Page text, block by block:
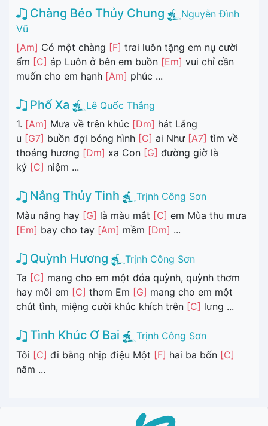
Chàng Béo Thủy Chung
Nguyễn Đình
Vũ
[Am] Có một chàng [F] trai luôn tặng em nụ cười
ấm [C] áp Luôn ở bên em buồn [Em] vui chỉ cần
muốn cho em hạnh [Am] phúc ...
Phố Xa
Lê Quốc Thắng
1. [Am] Mưa về trên khúc [Dm] hát Lắng
u [G7] buồn đợi bóng hình [C] ai Như [A7] tìm về
thoáng hương [Dm] xa Con [G] đường giờ là
kỷ [C] niệm ...
Nắng Thủy Tinh
Trịnh Công Sơn
Màu nắng hay [G] là màu mắt [C] em Mùa thu mưa
[Em] bay cho tay [Am] mềm [Dm] ...
Quỳnh Hương
Trịnh Công Sơn
Ta [C] mang cho em một đóa quỳnh, quỳnh thơm
hay môi em [C] thơm Em [G] mang cho em một
chút tình, miệng cười khúc khích trên [C] lưng ...
Tình Khúc Ơ Bai
Trịnh Công Sơn
Tôi [C] đi bằng nhịp điệu Một [F] hai ba bốn [C]
năm ...